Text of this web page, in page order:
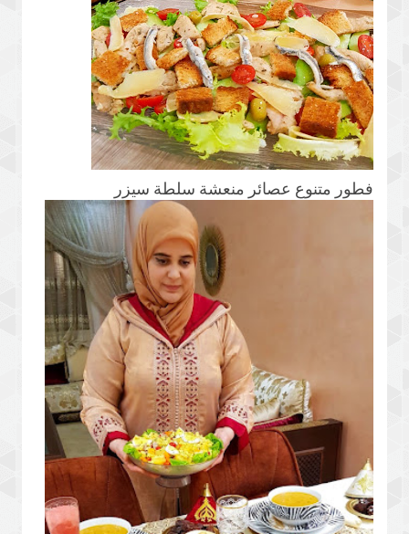
فطور متنوع عصائر منعشة سلطة سيزر